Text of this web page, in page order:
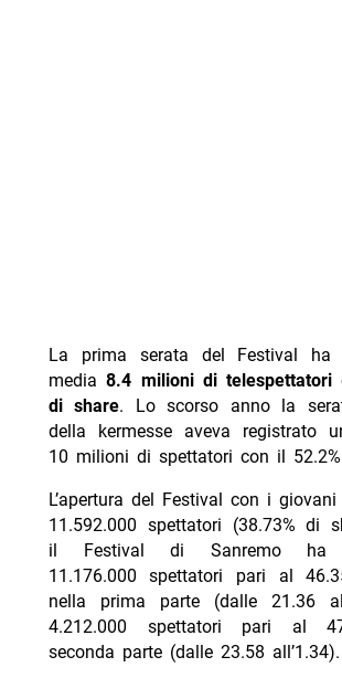
La prima serata del Festival ha
media8.4 milioni di telespettatori
di share. Lo scorso anno la
della kermesse aveva registrato
10 milioni di spettatori con il
L’apertura del Festival con i
11.592.000 spettatori (38.73% di
il Festival di Sanremo ha
11.176.000 spettatori pari al
nella prima parte (dalle 21.36
4.212.000 spettatori pari al
seconda parte (dalle 23.58 all’1.34).